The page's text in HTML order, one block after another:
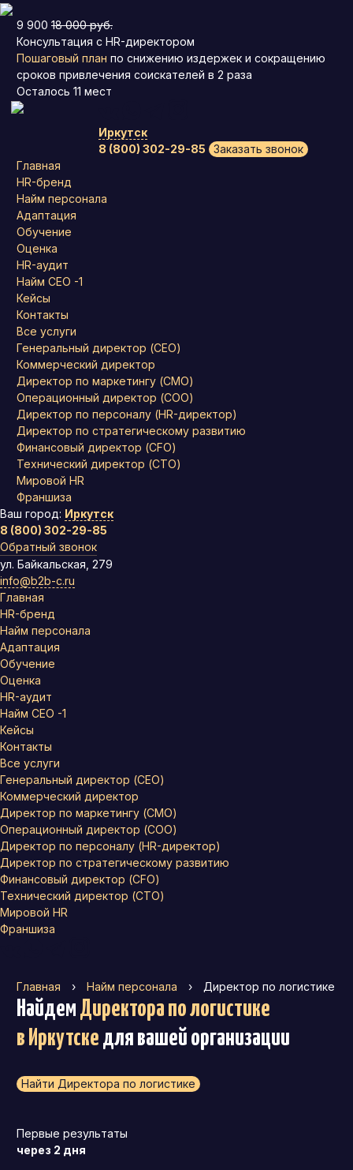
9 900 18 000 руб.
Консультация с HR-директором
Пошаговый план по снижению издержек и сокращению
сроков привлечения соискателей в 2 раза
Осталось 11 мест
Иркутск
8 (800) 302-29-85
Заказать звонок
Главная
HR-бренд
Найм персонала
Адаптация
Обучение
Оценка
HR-аудит
Найм СЕО -1
Кейсы
Контакты
Все услуги
Генеральный директор (CEO)
Коммерческий директор
Директор по маркетингу (CMO)
Операционный директор (COO)
Директор по персоналу (HR-директор)
Директор по стратегическому развитию
Финансовый директор (CFO)
Технический директор (CTO)
Мировой HR
Франшиза
Ваш город: Иркутск
8 (800) 302-29-85
Обратный звонок
ул. Байкальская, 279
info@b2b-c.ru
Главная
HR-бренд
Найм персонала
Адаптация
Обучение
Оценка
HR-аудит
Найм СЕО -1
Кейсы
Контакты
Все услуги
Генеральный директор (CEO)
Коммерческий директор
Директор по маркетингу (CMO)
Операционный директор (COO)
Директор по персоналу (HR-директор)
Директор по стратегическому развитию
Финансовый директор (CFO)
Технический директор (CTO)
Мировой HR
Франшиза
Главная › Найм персонала › Директор по логистике
Найдем Директора по логистике
в Иркутске для вашей организации
Найти Директора по логистике
Первые результаты
через 2 дня